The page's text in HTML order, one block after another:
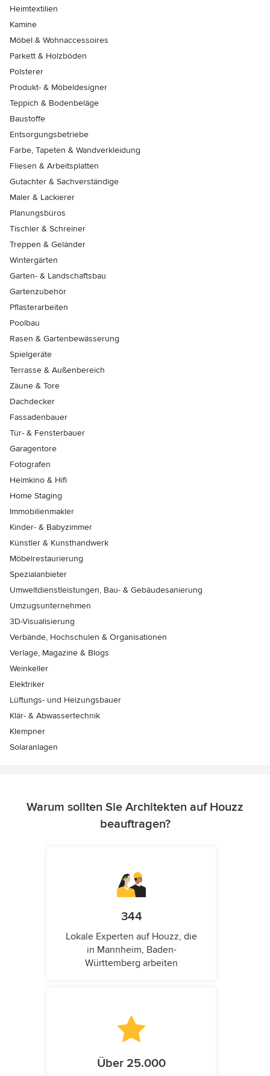
Heimtextilien
Kamine
Möbel & Wohnaccessoires
Parkett & Holzböden
Polsterer
Produkt- & Möbeldesigner
Teppich & Bodenbeläge
Baustoffe
Entsorgungsbetriebe
Farbe, Tapeten & Wandverkleidung
Fliesen & Arbeitsplatten
Gutachter & Sachverständige
Maler & Lackierer
Planungsbüros
Tischler & Schreiner
Treppen & Geländer
Wintergärten
Garten- & Landschaftsbau
Gartenzubehör
Pflasterarbeiten
Poolbau
Rasen & Gartenbewässerung
Spielgeräte
Terrasse & Außenbereich
Zäune & Tore
Dachdecker
Fassadenbauer
Tür- & Fensterbauer
Garagentore
Fotografen
Heimkino & Hifi
Home Staging
Immobilienmakler
Kinder- & Babyzimmer
Künstler & Kunsthandwerk
Möbelrestaurierung
Spezialanbieter
Umweltdienstleistungen, Bau- & Gebäudesanierung
Umzugsunternehmen
3D-Visualisierung
Verbände, Hochschulen & Organisationen
Verlage, Magazine & Blogs
Weinkeller
Elektriker
Lüftungs- und Heizungsbauer
Klär- & Abwassertechnik
Klempner
Solaranlagen
Warum sollten Sie Architekten auf Houzz
beauftragen?
344
Lokale Experten auf Houzz, die
in Mannheim, Baden-
Württemberg arbeiten
Über 25.000